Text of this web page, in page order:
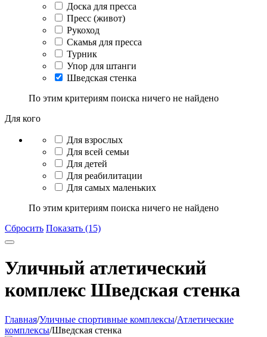
Доска для пресса
Пресс (живот)
Рукоход
Скамья для пресса
Турник
Упор для штанги
Шведская стенка
По этим критериям поиска ничего не найдено
Для кого
Для взрослых
Для всей семьи
Для детей
Для реабилитации
Для самых маленьких
По этим критериям поиска ничего не найдено
Сбросить Показать (15)
Уличный атлетический
комплекс Шведская стенка
Главная/Уличные спортивные комплексы/Атлетические
комплексы/Шведская стенка